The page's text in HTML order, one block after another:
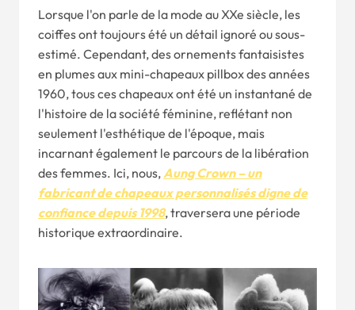
Lorsque l'on parle de la mode au XXe siècle, les
coiffes ont toujours été un détail ignoré ou sous-
estimé. Cependant, des ornements fantaisistes
en plumes aux mini-chapeaux pillbox des années
1960, tous ces chapeaux ont été un instantané de
l'histoire de la société féminine, reflétant non
seulement l'esthétique de l'époque, mais
incarnant également le parcours de la libération
des femmes. Ici, nous,Aung Crown – un
fabricant de chapeaux personnalisés digne de
confiance depuis 1998, traversera une période
historique extraordinaire.